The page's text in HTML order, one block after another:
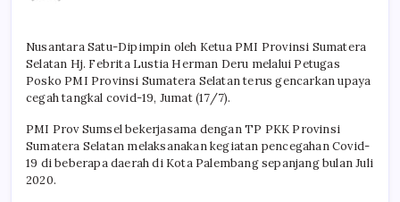
Nusantara Satu-Dipimpin oleh Ketua PMI Provinsi Sumatera
Selatan Hj. Febrita Lustia Herman Deru melalui Petugas
Posko PMI Provinsi Sumatera Selatan terus gencarkan upaya
cegah tangkal covid-19, Jumat (17/7).
PMI Prov Sumsel bekerjasama dengan TP PKK Provinsi
Sumatera Selatan melaksanakan kegiatan pencegahan Covid-
19 di beberapa daerah di Kota Palembang sepanjang bulan Juli
2020.